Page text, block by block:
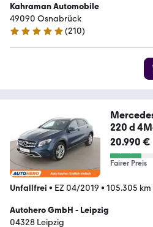
Kahraman Automobile
49090 Osnabrück
4.8 Sterne
(210)
220 d
20.990 €
Fairer Preis
Unfallfrei • EZ 04/2019 • 105.305 km
Autohero GmbH - Leipzig
04328 Leipzig